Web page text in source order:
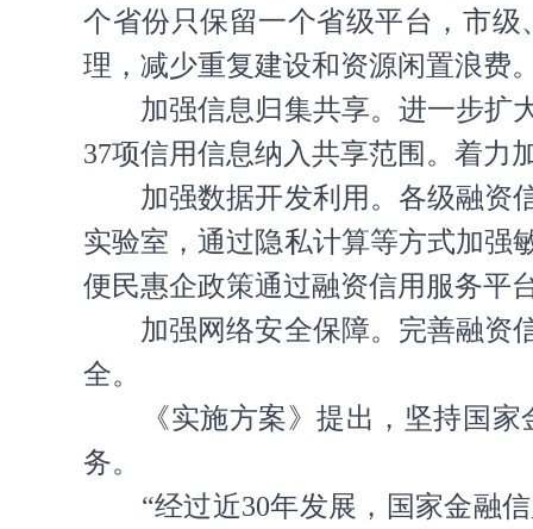
个省份只保留一个省级平台，市
理，减少重复建设和资源闲置浪费
加强信息归集共享。进一步扩
37项信用信息纳入共享范围。着力
加强数据开发利用。各级融资
实验室，通过隐私计算等方式加强
便民惠企政策通过融资信用服务平
加强网络安全保障。完善融资
全。
《实施方案》提出，坚持国
务。
“经过近30年发展，国家金融